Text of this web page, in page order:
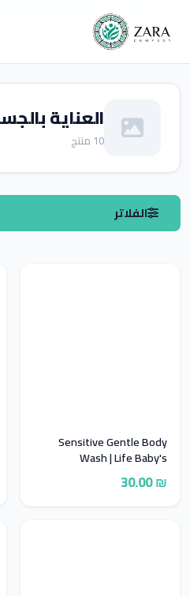
العناية
10 منتج
الفلاتر
Sensitive Gentle Body
Wash | Life Baby's
₪ 30.00